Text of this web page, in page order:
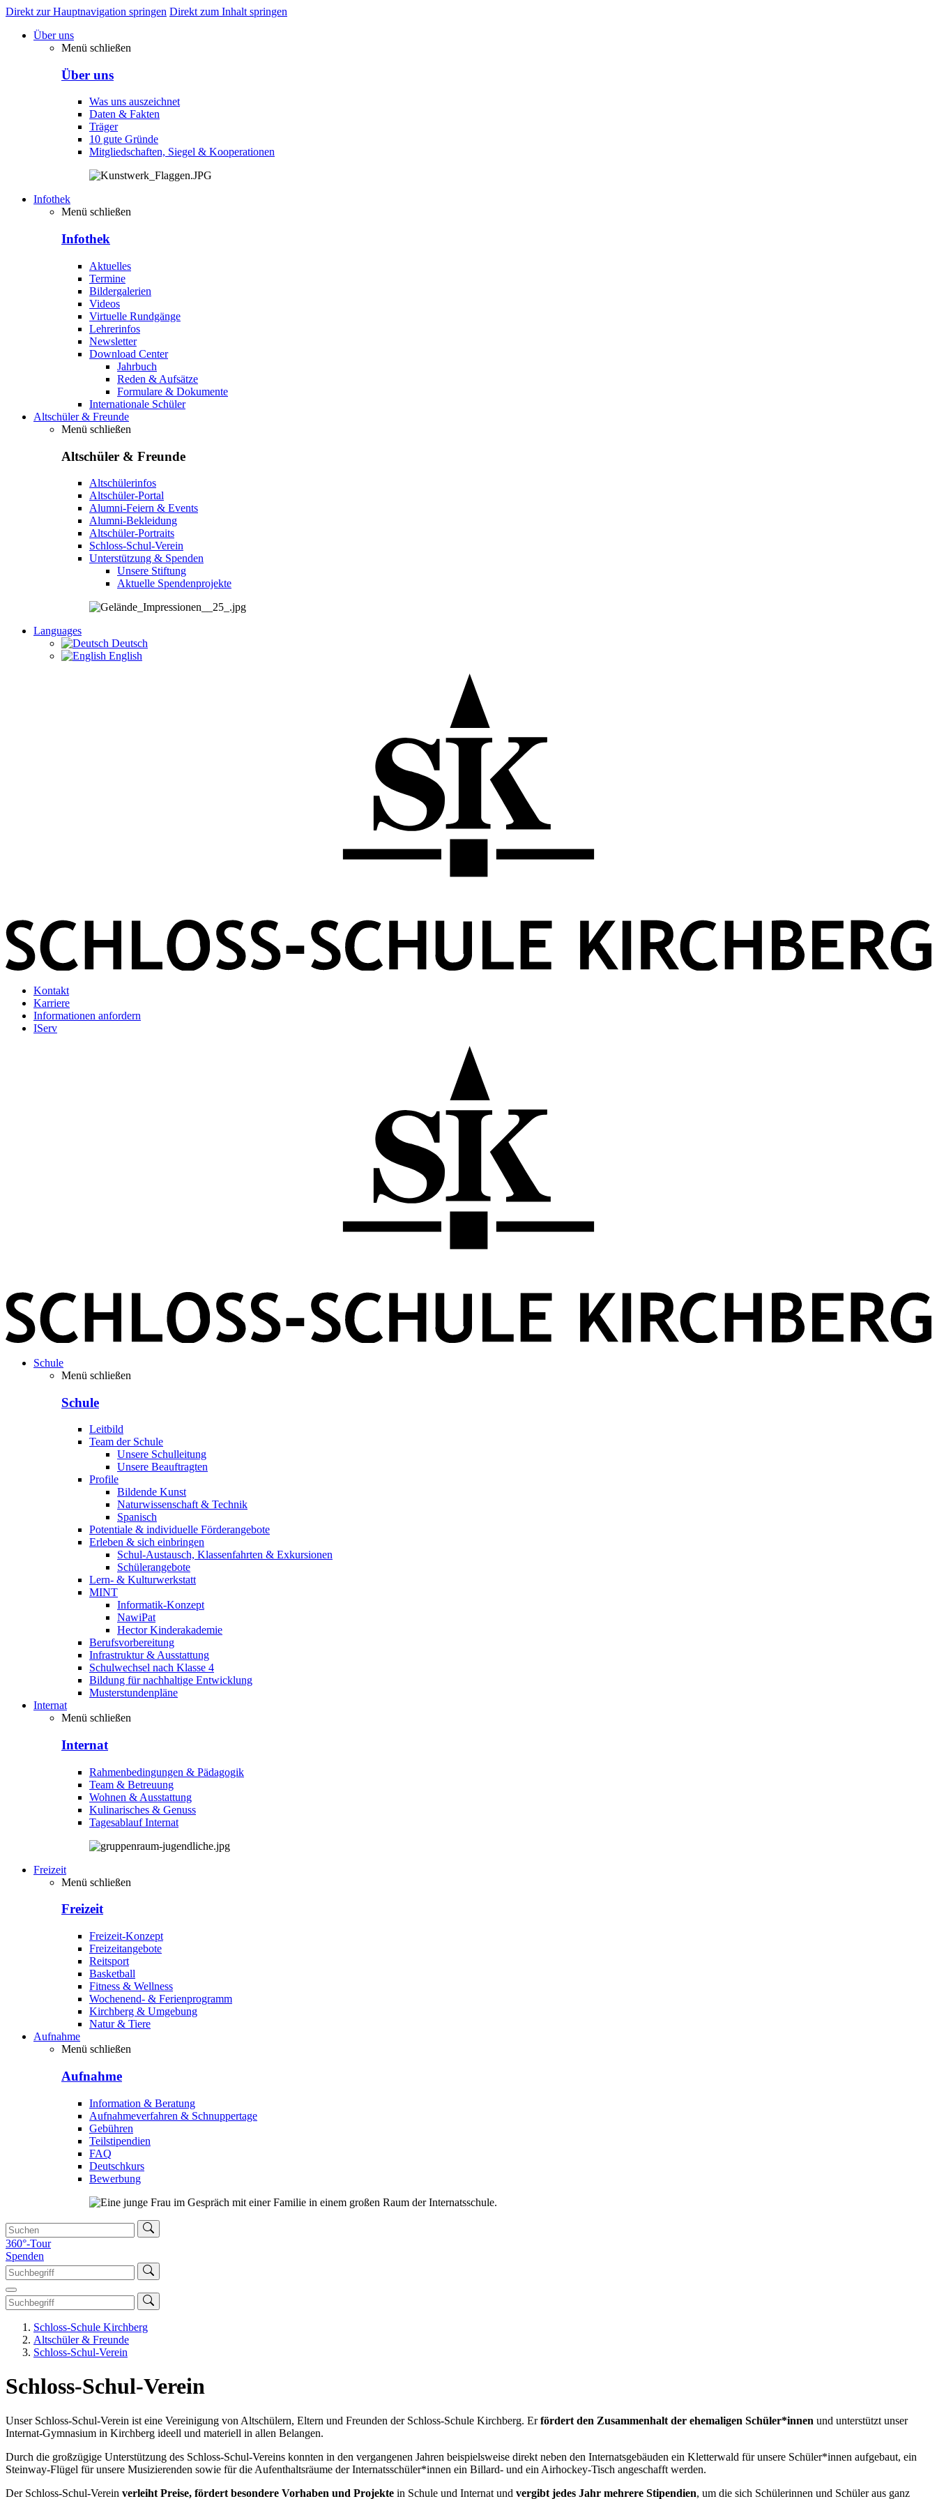
Direkt zur Hauptnavigation springen Direkt zum Inhalt springen
Über uns
Menü schließen
Über uns
Was uns auszeichnet
Daten & Fakten
Träger
10 gute Gründe
Mitgliedschaften, Siegel & Kooperationen
Infothek
Menü schließen
Infothek
Aktuelles
Termine
Bildergalerien
Videos
Virtuelle Rundgänge
Lehrerinfos
Newsletter
Download Center
Jahrbuch
Reden & Aufsätze
Formulare & Dokumente
Internationale Schüler
Altschüler & Freunde
Menü schließen
Altschüler & Freunde
Altschülerinfos
Altschüler-Portal
Alumni-Feiern & Events
Alumni-Bekleidung
Altschüler-Portraits
Schloss-Schul-Verein
Unterstützung & Spenden
Unsere Stiftung
Aktuelle Spendenprojekte
Languages
Deutsch
English
Kontakt
Karriere
Informationen anfordern
IServ
Schule
Menü schließen
Schule
Leitbild
Team der Schule
Unsere Schulleitung
Unsere Beauftragten
Profile
Bildende Kunst
Naturwissenschaft & Technik
Spanisch
Potentiale & individuelle Förderangebote
Erleben & sich einbringen
Schul-Austausch, Klassenfahrten & Exkursionen
Schülerangebote
Lern- & Kulturwerkstatt
MINT
Informatik-Konzept
NawiPat
Hector Kinderakademie
Berufsvorbereitung
Infrastruktur & Ausstattung
Schulwechsel nach Klasse 4
Bildung für nachhaltige Entwicklung
Musterstundenpläne
Internat
Menü schließen
Internat
Rahmenbedingungen & Pädagogik
Team & Betreuung
Wohnen & Ausstattung
Kulinarisches & Genuss
Tagesablauf Internat
Freizeit
Menü schließen
Freizeit
Freizeit-Konzept
Freizeitangebote
Reitsport
Basketball
Fitness & Wellness
Wochenend- & Ferienprogramm
Kirchberg & Umgebung
Natur & Tiere
Aufnahme
Menü schließen
Aufnahme
Information & Beratung
Aufnahmeverfahren & Schnuppertage
Gebühren
Teilstipendien
FAQ
Deutschkurs
Bewerbung
360°-Tour
Spenden
Schloss-Schule Kirchberg
Altschüler & Freunde
Schloss-Schul-Verein
Schloss-Schul-Verein
Unser Schloss-Schul-Verein ist eine Vereinigung von Altschülern, Eltern und Freunden der Schloss-Schule Kirchberg. Erfördert den Zusammenhalt der ehemaligen Schüler*innen und unterstützt unser
Internat-Gymnasium in Kirchberg ideell und materiell in allen Belangen.
Durch die großzügige Unterstützung des Schloss-Schul-Vereins konnten in den vergangenen Jahren beispielsweise direkt neben den Internatsgebäuden ein Kletterwald für unsere Schüler*innen aufgebaut, ein
Steinway-Flügel für unsere Musizierenden sowie für die Aufenthaltsräume der Internatsschüler*innen ein Billard- und ein Airhockey-Tisch angeschafft werden.
Der Schloss-Schul-Verein verleiht Preise, fördert besondere Vorhaben und Projekte in Schule und Internat und vergibt jedes Jahr mehrere Stipendien, um die sich Schülerinnen und Schüler aus ganz